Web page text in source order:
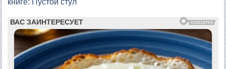
книге: Пустой стул